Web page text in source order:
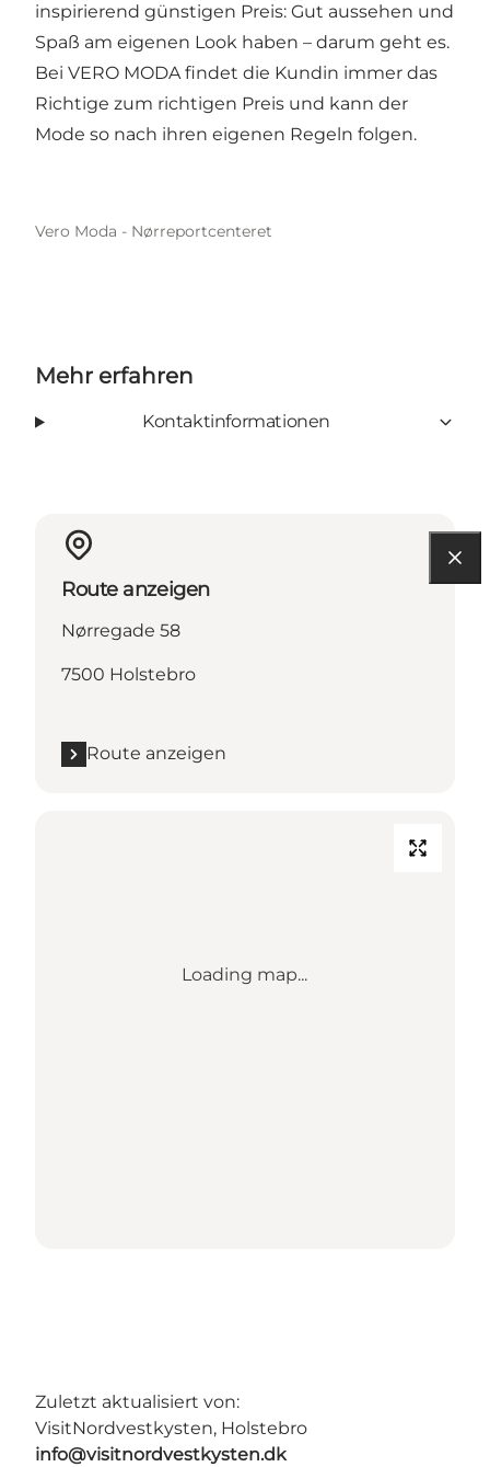
inspirierend günstigen Preis: Gut aussehen und
Spaß am eigenen Look haben – darum geht es.
Bei VERO MODA findet die Kundin immer das
Richtige zum richtigen Preis und kann der
Mode so nach ihren eigenen Regeln folgen.
Vero Moda - Nørreportcenteret
Mehr erfahren
Kontaktinformationen
Route anzeigen
Nørregade 58
7500 Holstebro
Route anzeigen
Loading map...
Zuletzt aktualisiert von:
VisitNordvestkysten, Holstebro
info@visitnordvestkysten.dk